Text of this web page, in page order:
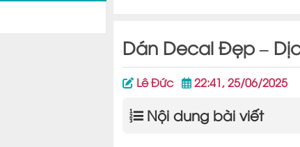
Dán Decal Đẹp –
Lê Đức 22:41, 25/06/2025
Nội dung bài viết